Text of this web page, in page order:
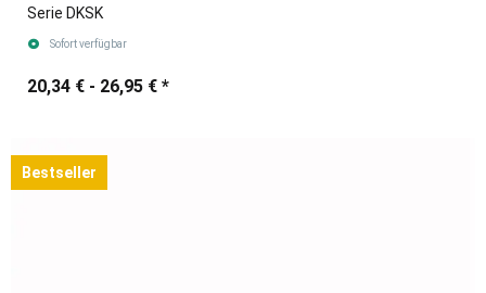
Serie DKSK
Sofort verfügbar
20,34 € - 26,95 € *
Bestseller